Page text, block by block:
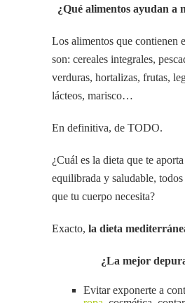
¿Qué alimentos ayudan a
Los alimentos que contienen
son: cereales integrales,
verduras, hortalizas, frutas,
lácteos, marisco…
En definitiva, de TODO.
¿Cuál es la dieta que te
equilibrada y saludable,
que tu cuerpo necesita?
Exacto, la dieta
¿La mejor
Evitar exponerte a